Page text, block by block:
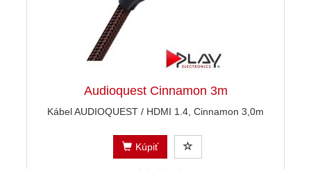
Audioquest Cinnamon 3m
Kábel AUDIOQUEST / HDMI 1.4, Cinnamon 3,0m
Kúpiť